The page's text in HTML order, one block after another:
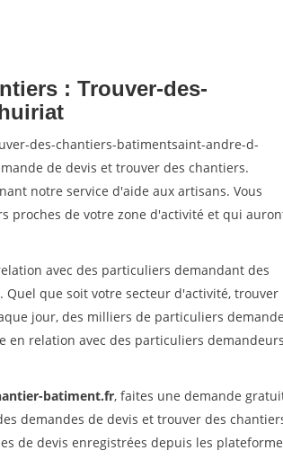
: Trouver-des-
des-chantiers-batimentsaint-andre-d-
de devis et trouver des chantiers.
notre service d'aide aux artisans. Vous
proches de votre zone d'activité et qui
avec des particuliers demandant des
que soit votre secteur d'activité, trouver
jour, des milliers de particuliers
en relation avec des particuliers demandeurs
batiment.fr, faites une demande
demandes de devis et trouver des
de devis enregistrées depuis les